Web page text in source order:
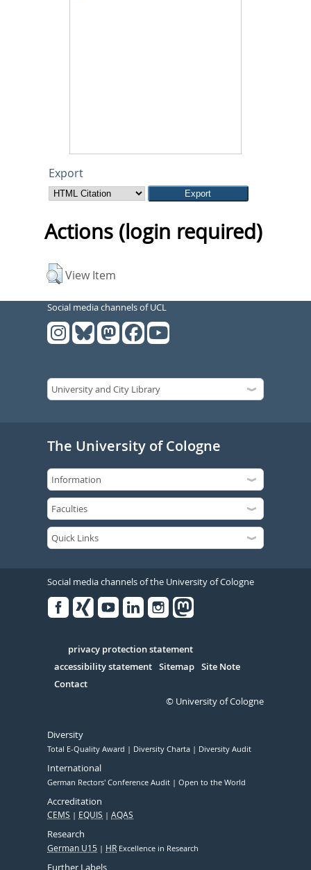
Export
Actions (login required)
View Item
Social media channels of UCL
The University of Cologne
Social media channels of the University of Cologne
Serivce
privacy protection statement
accessibility statement Sitemap Site Note
Contact
© University of Cologne
Diversity
Total E-Quality Award Diversity Charta Diversity Audit
International
German Rectors' Conference Audit Open to the World
Accreditation
CEMS EQUIS AQAS
Research
German U15 HR Excellence in Research
Further Labels